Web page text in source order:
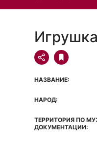
НАЗВАНИЕ:
НАРОД:
ТЕРРИТОРИЯ ПО
ДОКУМЕНТАЦИИ: